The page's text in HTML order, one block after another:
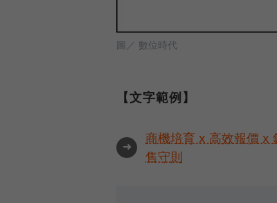
圖／ 數位時代
【文字範例】
➜
商機培育 x 高效報價 x
售守則